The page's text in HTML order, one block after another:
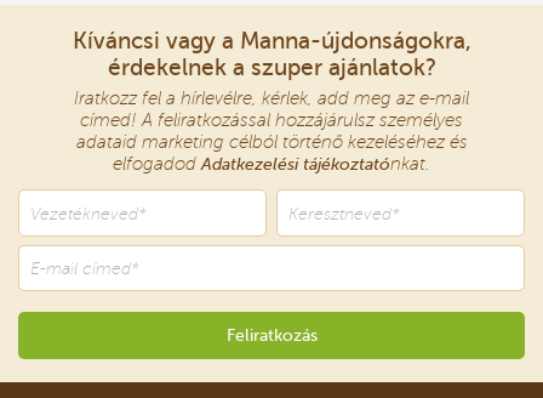
Kíváncsi vagy a Manna-újdonságokra,
érdekelnek a szuper ajánlatok?
Iratkozz fel a hírlevélre, kérlek, add meg az e-mail
címed! A feliratkozással hozzájárulsz személyes
adataid marketing célból történő kezeléséhez és
elfogadodAdatkezelési tájékoztatónkat.